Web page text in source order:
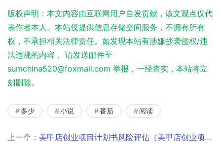
版权声明：本文内容由互联网用户自发贡献，该文观点仅代
表作者本人。本站仅提供信息存储空间服务，不拥有所有
权，不承担相关法律责任。如发现本站有涉嫌抄袭侵权/违
法违规的内容， 请发送邮件至
sumchina520@foxmail.com 举报，一经查实，本站将立
刻删除。
多少 小说 番茄 阅读
上一个： 美甲店创业项目计划书风险评估（美甲店创业项目计划书市场评估）